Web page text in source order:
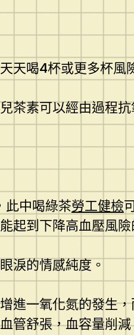
天喝4杯或更多杯風
茶素可以經由過程
此中喝綠茶勞工健檢
起到下降高血壓風險
淚的情感純度。
進一氧化氮的發生
管舒張，血容量削